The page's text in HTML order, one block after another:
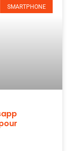
SMARTPHONE